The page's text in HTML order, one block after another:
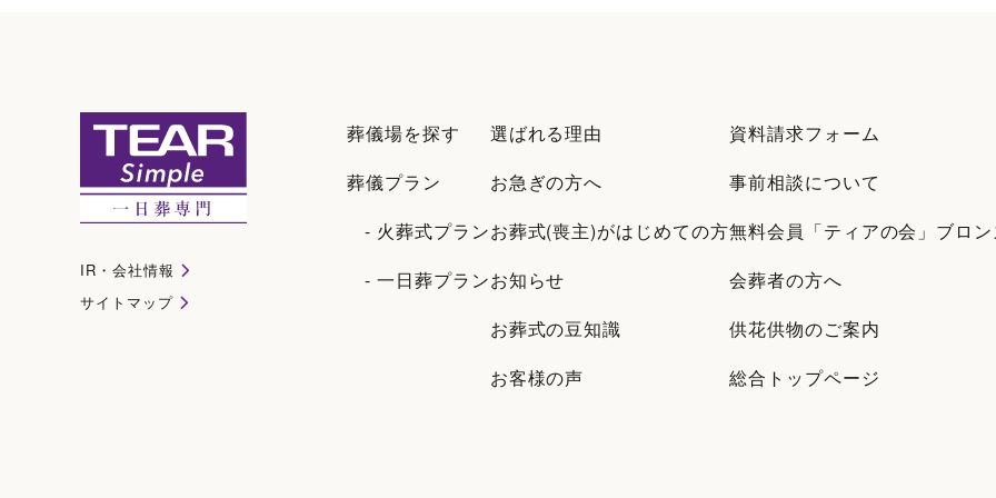
IR・会社情報
サイトマップ
葬儀場を探す
葬儀プラン
- 火葬式プラン
- 一日葬プラン
選ばれる理由
お急ぎの方へ
お葬式(喪主)がはじめての方
お知らせ
お葬式の豆知識
お客様の声
資料請求フォーム
事前相談について
無料会員「ティアの会」ブロ
会葬者の方へ
供花供物のご案内
総合トップページ